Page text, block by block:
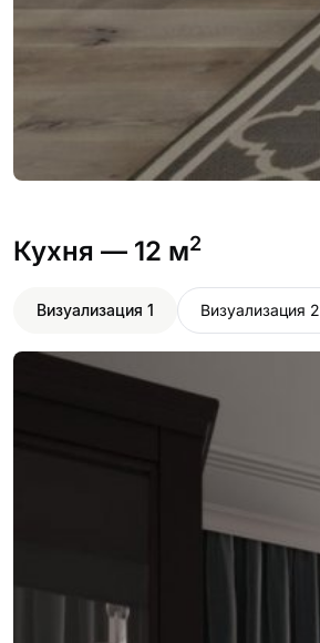
Кухня — 12 м2
Визуализация 1 Визуализация 2